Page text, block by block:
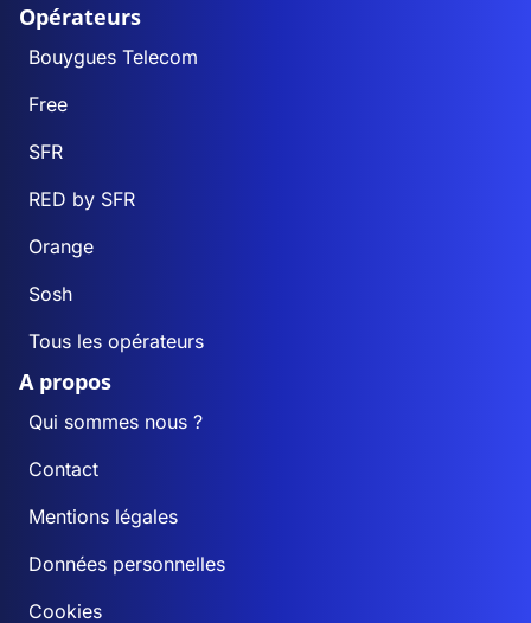
Opérateurs
Bouygues Telecom
Free
SFR
RED by SFR
Orange
Sosh
Tous les opérateurs
A propos
Qui sommes nous ?
Contact
Mentions légales
Données personnelles
Cookies